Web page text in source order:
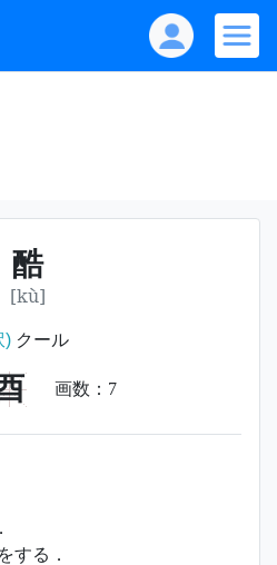
酷
[kù]
)クール
画数： 7
する．